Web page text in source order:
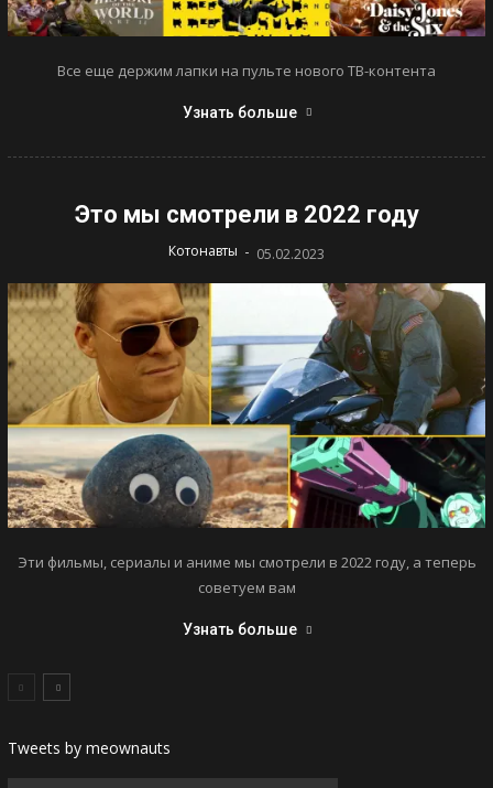
Все еще держим лапки на пульте нового ТВ-контента
Узнать больше
Это мы смотрели в 2022 году
Котонавты - 05.02.2023
Эти фильмы, сериалы и аниме мы смотрели в 2022 году, а теперь
советуем вам
Узнать больше
Tweets by meownauts